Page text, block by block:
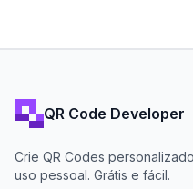
QR Code Developer
Crie QR Codes
uso pessoal. Grátis e fácil.